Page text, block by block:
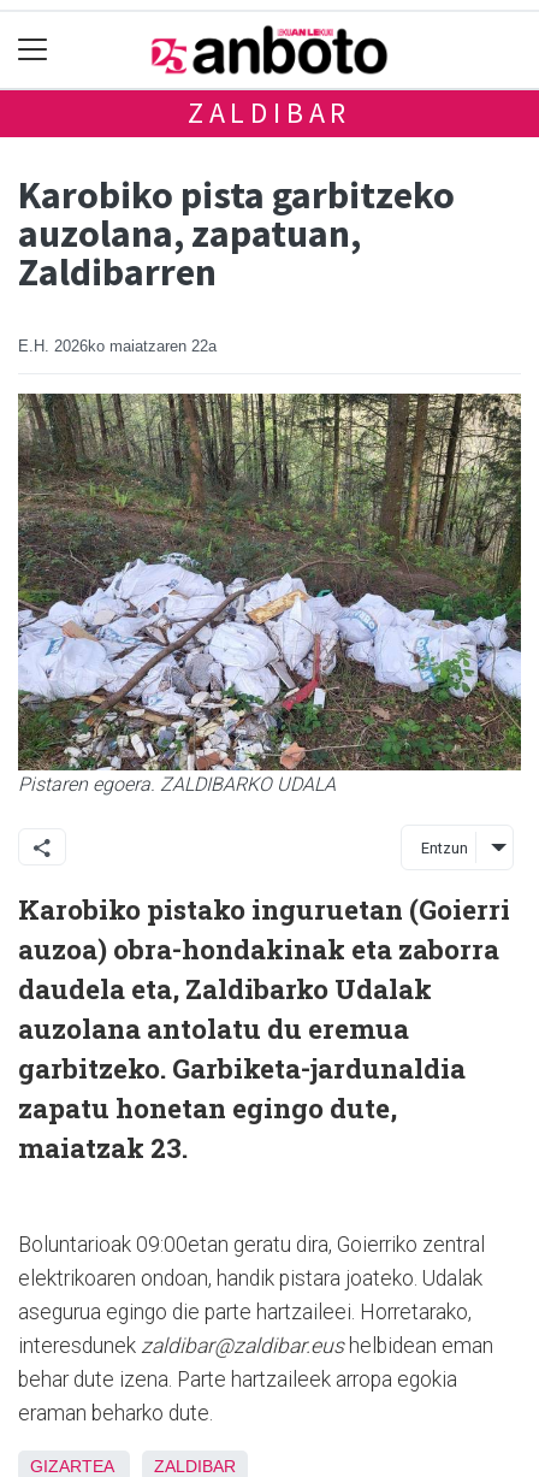
ZALDIBAR
Karobiko pista garbitzeko
auzolana, zapatuan,
Zaldibarren
E.H. 2026ko maiatzaren 22a
Pistaren egoera. ZALDIBARKO UDALA
Entzun
Karobiko pistako inguruetan (Goierri
auzoa) obra-hondakinak eta zaborra
daudela eta, Zaldibarko Udalak
auzolana antolatu du eremua
garbitzeko. Garbiketa-jardunaldia
zapatu honetan egingo dute,
maiatzak 23.
Boluntarioak 09:00etan geratu dira, Goierriko zentral
elektrikoaren ondoan, handik pistara joateko. Udalak
asegurua egingo die parte hartzaileei. Horretarako,
interesdunek zaldibar@zaldibar.eushelbidean eman
behar dute izena. Parte hartzaileek arropa egokia
eraman beharko dute.
GIZARTEA ZALDIBAR